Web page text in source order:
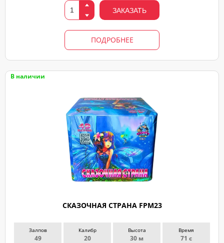
ЗАКАЗАТЬ
ПОДРОБНЕЕ
В наличии
СКАЗОЧНАЯ СТРАНА FPM23
Залпов
49
Калибр
20
Высота
30 м
Время
71 с